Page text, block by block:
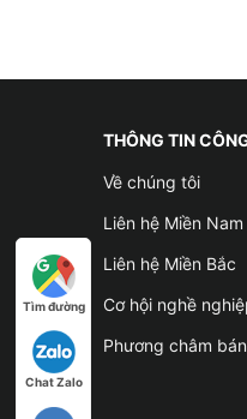
THÔNG TIN
Về chúng tôi
Liên hệ Miền Nam
Liên hệ Miền Bắc
Cơ hội nghề
Phương châm
Tìm đường
Chat Zalo